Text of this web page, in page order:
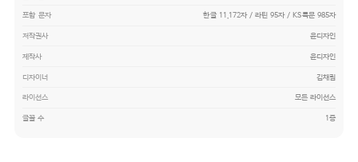
포함 문자 한글 11,172자 / 라틴 95자 / KS특문 985자
저작권사 윤디자인
제작사 윤디자인
디자이너 김채림
라이선스 모든 라이선스
글꼴 수 1종